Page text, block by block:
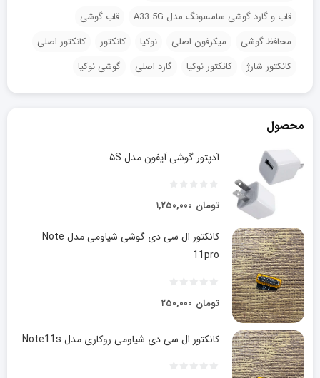
قاب و گارد گوشی سامسونگ مدل A33 5G
قاب گوشی
محافظ گوشی
میکرفون اصلی نوکیا کانکتور
کانکتور اصلی
کانکتور شارژ
کانکتور نوکیا گارد اصلی گوشی نوکیا
محصول
آدپتور گوشی آیفون مدل ۵S
۱,۲۵۰,۰۰۰ تومان
کانکتور ال سی دی گوشی شیاومی مدل Note
11pro
۲۵۰,۰۰۰ تومان
کانکتور ال سی دی شیاومی روکاری مدل Note11s